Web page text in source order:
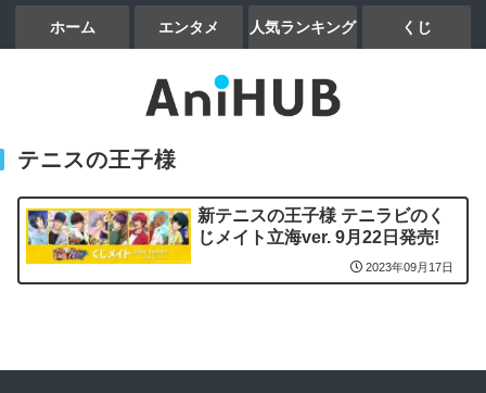
ホーム エンタメ 人気ランキング くじ
テニスの王子様
新テニスの王子様 テニラビのく
じメイト立海ver. 9月22日発売!
2023年09月17日